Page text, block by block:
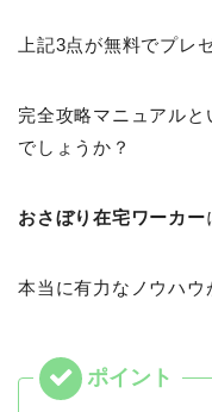
上記3点が無料でプレ
完全攻略マニュアル
でしょうか？
おさぼり在宅ワーカー
本当に有力なノウハウ